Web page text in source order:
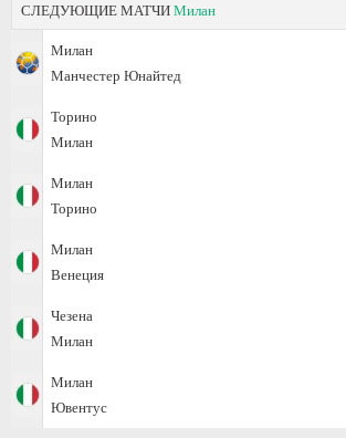
СЛЕДУЮЩИЕ МАТЧИ Милан
Милан
Манчестер Юнайтед
Торино
Милан
Милан
Торино
Милан
Венеция
Чезена
Милан
Милан
Ювентус